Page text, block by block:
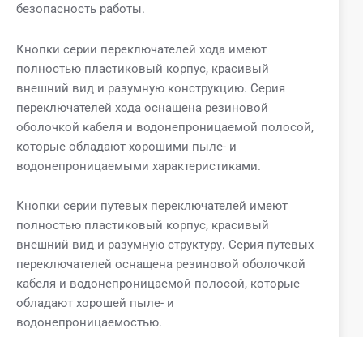
безопасность работы.
Кнопки серии переключателей хода имеют
полностью пластиковый корпус, красивый
внешний вид и разумную конструкцию. Серия
переключателей хода оснащена резиновой
оболочкой кабеля и водонепроницаемой полосой,
которые обладают хорошими пыле- и
водонепроницаемыми характеристиками.
Кнопки серии путевых переключателей имеют
полностью пластиковый корпус, красивый
внешний вид и разумную структуру. Серия путевых
переключателей оснащена резиновой оболочкой
кабеля и водонепроницаемой полосой, которые
обладают хорошей пыле- и
водонепроницаемостью.